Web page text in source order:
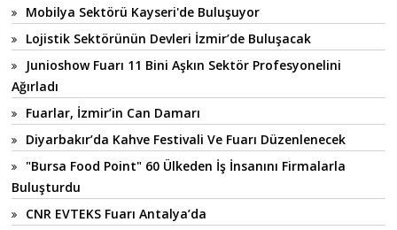
Mobilya Sektörü Kayseri'de Buluşuyor
Lojistik Sektörünün Devleri İzmir’de Buluşacak
Junioshow Fuarı 11 Bini Aşkın Sektör Profesyonelini
Ağırladı
Fuarlar, İzmir’in Can Damarı
Diyarbakır’da Kahve Festivali Ve Fuarı Düzenlenecek
"Bursa Food Point" 60 Ülkeden İş İnsanını Firmalarla
Buluşturdu
CNR EVTEKS Fuarı Antalya’da